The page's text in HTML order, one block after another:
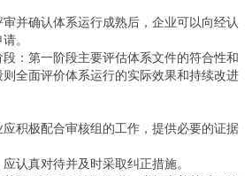
并确认体系运行成熟后，企业可以向经认
。
：第一阶段主要评估体系文件的符合性和
全面评价体系运行的实际效果和持续改进
积极配合审核组的工作，提供必要的证据
认真对待并及时采取纠正措施。